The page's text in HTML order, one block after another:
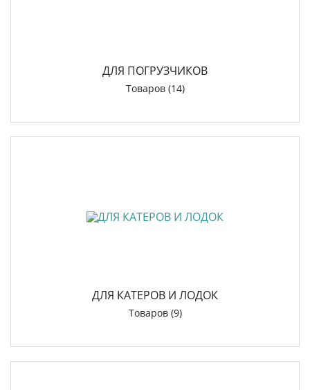
ДЛЯ ПОГРУЗЧИКОВ
Товаров (14)
ДЛЯ КАТЕРОВ И ЛОДОК
Товаров (9)